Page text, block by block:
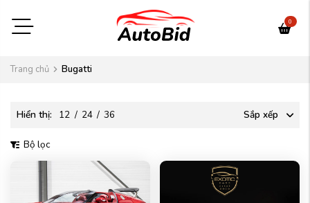
0
Trang chủ Bugatti
Hiển thị: 12 / 24 / 36 Sắp xếp
Bộ lọc